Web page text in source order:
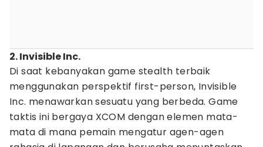
2. Invisible Inc.
Di saat kebanyakan game stealth terbaik
menggunakan perspektif first-person, Invisible
Inc. menawarkan sesuatu yang berbeda. Game
taktis ini bergaya XCOM dengan elemen mata-
mata di mana pemain mengatur agen-agen